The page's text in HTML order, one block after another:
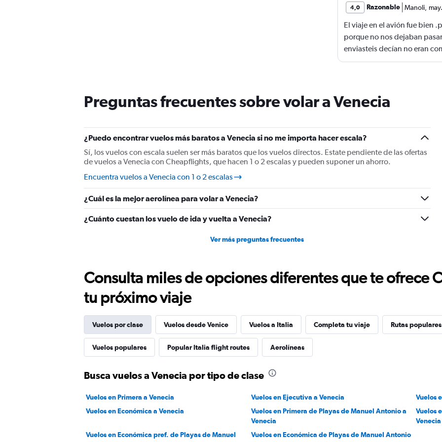
4,0 Razonable Manoli
El viaje en el avión fue bien
porque no nos dejaban
enviasteis decían no eran
billetes y yo no los tenía
Preguntas frecuentes sobre volar a Venecia
¿Puedo encontrar vuelos más baratos a Venecia si no me importa hacer escala?
Sí, los vuelos con escala suelen ser más baratos que los vuelos directos. Estate pendiente de las ofertas
de vuelos a Venecia con Cheapflights, que hacen 1 o 2 escalas y pueden suponer un ahorro.
Encuentra vuelos a Venecia con 1 o 2 escalas
¿Cuál es la mejor aerolínea para volar a Venecia?
¿Cuánto cuestan los vuelo de ida y vuelta a Venecia?
Ver más preguntas frecuentes
Consulta miles de opciones diferentes que te ofrece
tu próximo viaje
Vuelos por clase Vuelos desde Venice Vuelos a Italia Completa tu viaje Rutas populares
Vuelos populares Popular Italia flight routes Aerolíneas
Busca vuelos a Venecia por tipo de clase
Vuelos en Primera a Venecia Vuelos en Ejecutiva a Venecia
Vuelos
Vuelos en Económica a Venecia
Vuelos en Primera de Playas de Manuel Antonio a
Venecia
Vuelos
Venecia
Vuelos en Económica pref. de Playas de Manuel
Vuelos en Económica de Playas de Manuel Antonio